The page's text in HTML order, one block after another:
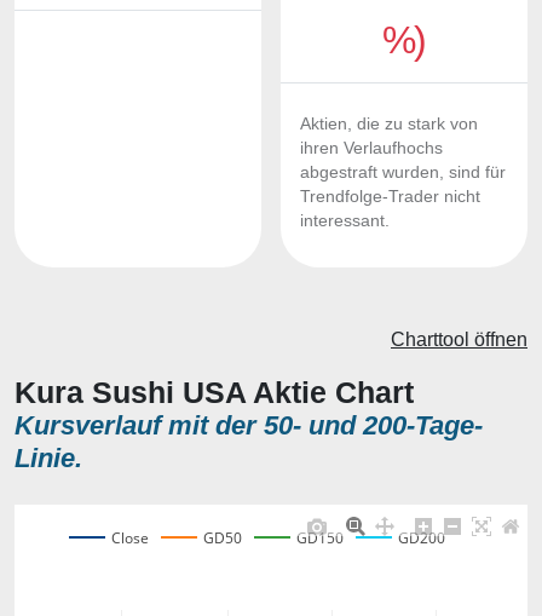
%)
Aktien, die zu stark von
ihren Verlaufhochs
abgestraft wurden, sind für
Trendfolge-Trader nicht
interessant.
Kura Sushi USA Aktie Chart
Kursverlauf mit der 50- und 200-Tage-
Linie.
Charttool öffnen
Close GD50 GD150 GD200